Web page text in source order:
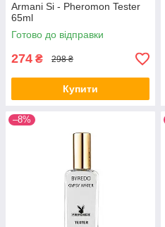
Armani Si - Pheromon Tester
65ml
Готово до відправки
274 ₴ 298 ₴
Купити
–8%